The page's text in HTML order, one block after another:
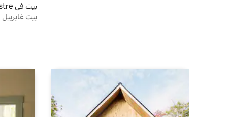
بيت في Lamastre
بيت غابرييل